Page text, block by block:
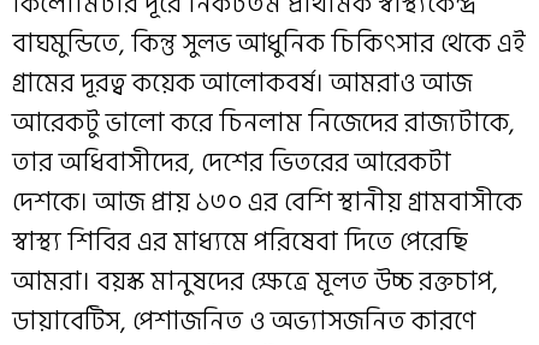
বাঘমুন্ডিতে, কিন্তু সুলভ আধুনিক চিকিৎসার থেকে এই
গ্রামের দূরত্ব কয়েক আলোকবর্ষ। আমরাও আজ
আরেকটু ভালো করে চিনলাম নিজেদের রাজ্যটাকে,
তার অধিবাসীদের, দেশের ভিতরের আরেকটা
দেশকে। আজ প্রায় ১৩০ এর বেশি স্থানীয় গ্রামবাসীকে
স্বাস্থ্য শিবির এর মাধ্যমে পরিষেবা দিতে পেরেছি
আমরা। বয়স্ক মানুষদের ক্ষেত্রে মূলত উচ্চ রক্তচাপ,
ডায়াবেটিস, পেশাজনিত ও অভ্যাসজনিত কারণে